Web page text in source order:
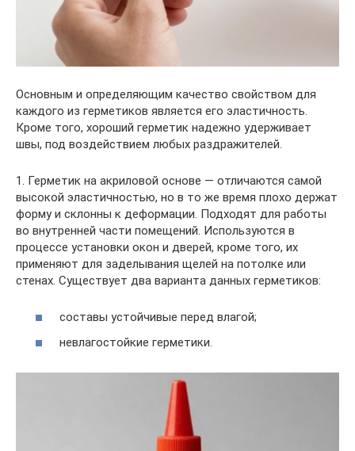
Основным и определяющим качество свойством для
каждого из герметиков является его эластичность.
Кроме того, хороший герметик надежно удерживает
швы, под воздействием любых раздражителей.
1. Герметик на акриловой основе — отличаются самой
высокой эластичностью, но в то же время плохо держат
форму и склонны к деформации. Подходят для работы
во внутренней части помещений. Используются в
процессе установки окон и дверей, кроме того, их
применяют для заделывания щелей на потолке или
стенах. Существует два варианта данных герметиков:
составы устойчивые перед влагой;
невлагостойкие герметики.